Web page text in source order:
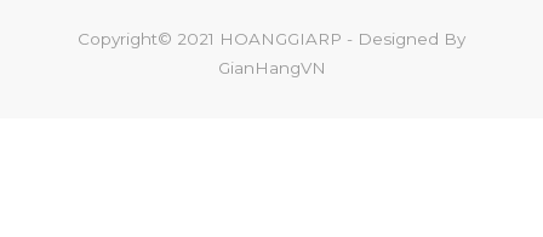
Copyright© 2021 HOANGGIARP - Designed By
GianHangVN